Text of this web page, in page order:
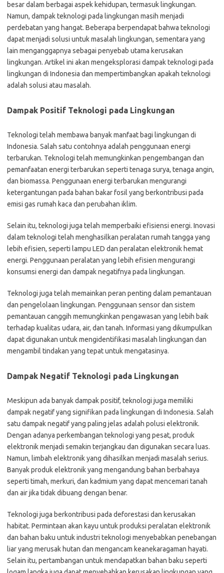
besar dalam berbagai aspek kehidupan, termasuk lingkungan.
Namun, dampak teknologi pada lingkungan masih menjadi
perdebatan yang hangat. Beberapa berpendapat bahwa teknologi
dapat menjadi solusi untuk masalah lingkungan, sementara yang
lain menganggapnya sebagai penyebab utama kerusakan
lingkungan. Artikel ini akan mengeksplorasi dampak teknologi pada
lingkungan di Indonesia dan mempertimbangkan apakah teknologi
adalah solusi atau masalah.
Dampak Positif Teknologi pada Lingkungan
Teknologi telah membawa banyak manfaat bagi lingkungan di
Indonesia. Salah satu contohnya adalah penggunaan energi
terbarukan. Teknologi telah memungkinkan pengembangan dan
pemanfaatan energi terbarukan seperti tenaga surya, tenaga angin,
dan biomassa. Penggunaan energi terbarukan mengurangi
ketergantungan pada bahan bakar fosil yang berkontribusi pada
emisi gas rumah kaca dan perubahan iklim.
Selain itu, teknologi juga telah memperbaiki efisiensi energi. Inovasi
dalam teknologi telah menghasilkan peralatan rumah tangga yang
lebih efisien, seperti lampu LED dan peralatan elektronik hemat
energi. Penggunaan peralatan yang lebih efisien mengurangi
konsumsi energi dan dampak negatifnya pada lingkungan.
Teknologi juga telah memainkan peran penting dalam pemantauan
dan pengelolaan lingkungan. Penggunaan sensor dan sistem
pemantauan canggih memungkinkan pengawasan yang lebih baik
terhadap kualitas udara, air, dan tanah. Informasi yang dikumpulkan
dapat digunakan untuk mengidentifikasi masalah lingkungan dan
mengambil tindakan yang tepat untuk mengatasinya.
Dampak Negatif Teknologi pada Lingkungan
Meskipun ada banyak dampak positif, teknologi juga memiliki
dampak negatif yang signifikan pada lingkungan di Indonesia. Salah
satu dampak negatif yang paling jelas adalah polusi elektronik.
Dengan adanya perkembangan teknologi yang pesat, produk
elektronik menjadi semakin terjangkau dan digunakan secara luas.
Namun, limbah elektronik yang dihasilkan menjadi masalah serius.
Banyak produk elektronik yang mengandung bahan berbahaya
seperti timah, merkuri, dan kadmium yang dapat mencemari tanah
dan air jika tidak dibuang dengan benar.
Teknologi juga berkontribusi pada deforestasi dan kerusakan
habitat. Permintaan akan kayu untuk produksi peralatan elektronik
dan bahan baku untuk industri teknologi menyebabkan penebangan
liar yang merusak hutan dan mengancam keanekaragaman hayati.
Selain itu, pertambangan untuk mendapatkan bahan baku seperti